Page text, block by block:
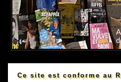
Ce site est conforme au